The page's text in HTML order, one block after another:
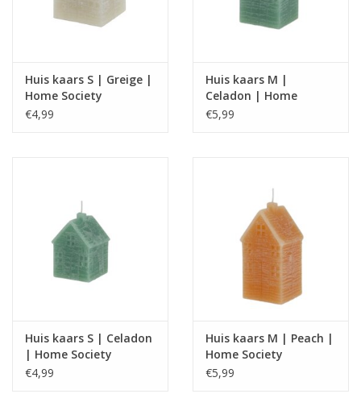
Merken
Huis kaars S | Greige |
Home Society
€4,99
Huis kaars M |
Celadon | Home
Society
€5,99
Huis kaars S | Celadon
| Home Society
€4,99
Huis kaars M | Peach |
Home Society
€5,99